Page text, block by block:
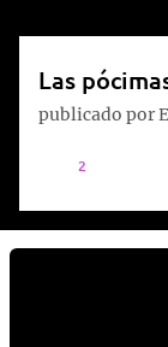
Las
publicado por
2